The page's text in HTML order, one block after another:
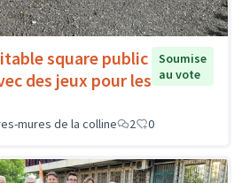
square public
des jeux pour les
Soumise
au vote
mures de la colline 2 0